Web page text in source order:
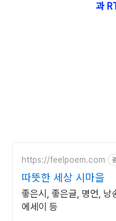
과
https://feelpoem.com
따뜻한 세상 시마을
좋은시, 좋은글, 명언, 낭
에세이 등